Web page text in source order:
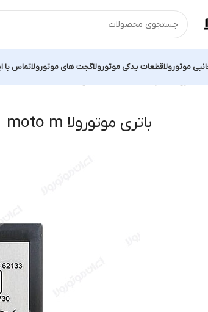
موتورولاقطعات یدکی موتورولاگجت های موتورولاتماس با
باتری موتورولا moto m